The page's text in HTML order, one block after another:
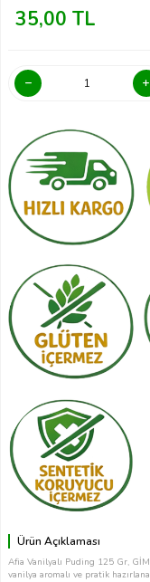
35,00 TL
Ürün Açıklaması
Afia Vanilyalı Puding 125 Gr,
vanilya aromalı ve pratik